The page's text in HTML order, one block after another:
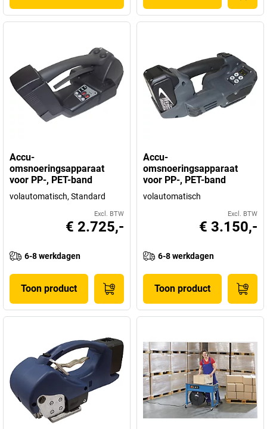
Accu-
omsnoeringsapparaat
voor PP-, PET-band
volautomatisch, Standard
Excl. BTW
€ 2.725,-
6-8 werkdagen
Toon product
Accu-
omsnoeringsapparaat
voor PP-, PET-band
volautomatisch
Excl. BTW
€ 3.150,-
6-8 werkdagen
Toon product